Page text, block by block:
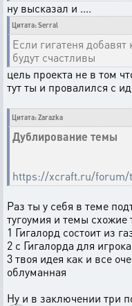
ну высказал и ....
Цитата: Serral
Если гигатеня
будут счастливы
цель проекта не в том
тут ты и провалился с
Цитата: Zarazka
Дублирование темы
https://xcraft.ru/forum/
Раз ты у себя в теме
тугоумия и темы схожие
1 Гигалорд состоит из
2 с Гигалорда для
3 твоя идея как и все
облуманная
Ну и в заключении три